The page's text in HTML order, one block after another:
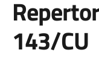
143/CU